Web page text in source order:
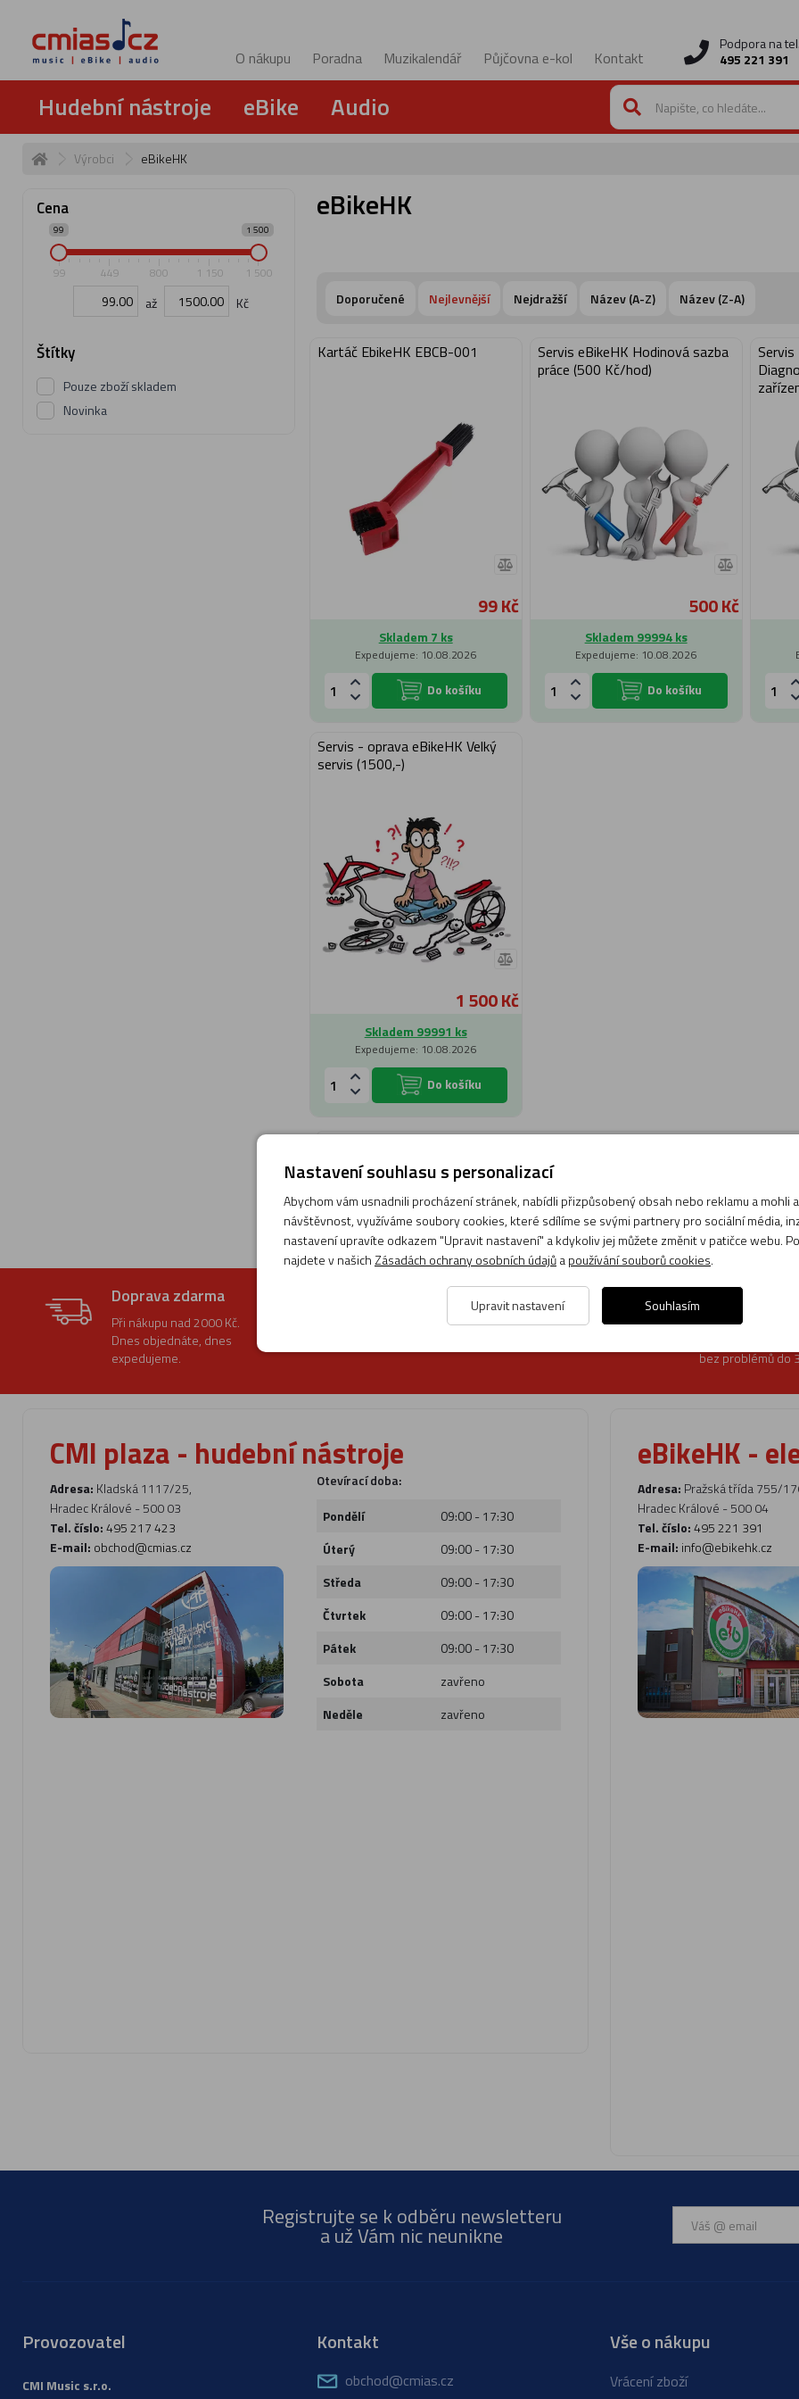
O nákupu Poradna Muzikalendář Půjčovna e-kol Kontakt
Podpora na tel.
495 221 391
Hudební nástroje eBike Audio
Výrobci eBikeHK
Cena
99 1 500
99 449 800 1 150 1 500
až Kč
Štítky
Pouze zboží skladem
Novinka
eBikeHK
Doporučené Nejlevnější Nejdražší Název (A-Z) Název (Z-A)
Kartáč EbikeHK EBCB-001
99 Kč
Skladem 7 ks
Expedujeme: 10.08.2026
Do košíku
Servis eBikeHK Hodinová sazba
práce (500 Kč/hod)
500 Kč
Skladem 99994 ks
Expedujeme: 10.08.2026
Do košíku
Servis - oprava eBikeHK Velký
servis (1500,-)
1 500 Kč
Skladem 99991 ks
Expedujeme: 10.08.2026
Do košíku
Doprava zdarma
Při nákupu nad 2000 Kč.
Dnes objednáte, dnes
expedujeme.
+420 495 221 391
po - pá: 8:00 - 17:00
Možnost
U nás máte
bez problémů do
CMI plaza - hudební nástroje
Adresa: Kladská 1117/25,
Hradec Králové - 500 03
Tel. číslo: 495 217 423
E-mail: obchod@cmias.cz
Otevírací doba:
Pondělí
09:00 - 17:30
Úterý
09:00 - 17:30
Středa
09:00 - 17:30
Čtvrtek
09:00 - 17:30
Pátek
09:00 - 17:30
Sobota
zavřeno
Neděle
zavřeno
eBikeHK -
Adresa: Pražská třída 755/
Hradec Králové - 500 04
Tel. číslo:495 221 391
E-mail: info@ebikehk.cz
Registrujte se k odběru newsletteru
a už Vám nic neunikne
Provozovatel
CMI Music s.r.o.
Kontakt
obchod@cmias.cz
Vše o nákupu
Vrácení zboží
Nastavení souhlasu s personalizací
Abychom vám usnadnili procházení stránek, nabídli přizpůsobený obsah nebo reklamu a mohli
návštěvnost, využíváme soubory cookies, které sdílíme se svými partnery pro sociální média,
nastavení upravíte odkazem "Upravit nastavení" a kdykoliv jej můžete změnit v patičce webu.
najdete v našich Zásadách ochrany osobních údajůapoužívání souborů cookies.
Upravit nastavení Souhlasím